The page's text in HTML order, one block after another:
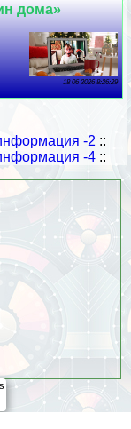
дома»
18 06 2026 8:26:29
-2 ::
-4 ::